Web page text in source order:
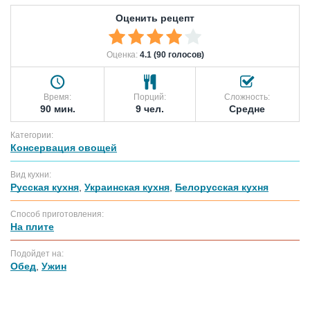
Оценить рецепт
Оценка: 4.1 (90 голосов)
Время:
90 мин.
Порций:
9 чел.
Сложность:
Средне
Категории:
Консервация овощей
Вид кухни:
Русская кухня Украинская кухня Белорусская кухня
Способ приготовления:
На плите
Подойдет на:
Обед Ужин